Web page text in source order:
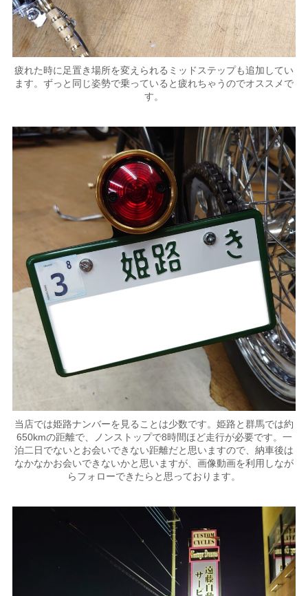
疲れた時に足置き場所を変えられるミッドステップも追加してい
ます。ずっと同じ姿勢で乗っていると疲れちゃうのでオススメで
す。
当店では姫路ナンバーを見ることは少数です。姫路と群馬では約
650kmの距離で、ノンストップで8時間ほど走行が必要です。一
泊二日でないとお会いできない距離だと思いますので、納車後は
なかなかお会いできないかと思いますが、画像動画を利用しなが
らフォローできたらと思っております。